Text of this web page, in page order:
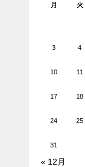
月
火
3 4
10 11
17 18
24 25
31
« 12月